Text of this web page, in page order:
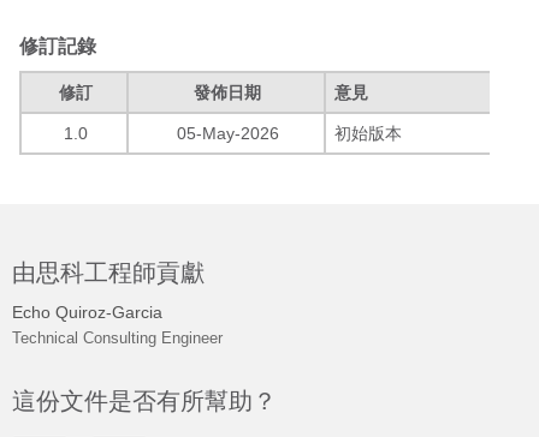
修訂記錄
修訂 發佈日期 意見
1.0 05-May-2026 初始版本
由思科工程師貢獻
Echo Quiroz-Garcia
Technical Consulting Engineer
這份文件是否有所幫助？